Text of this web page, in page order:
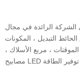
الشركة الرائدة في مجال
التبديل ، المكونات
، مربع الأسلاك ،